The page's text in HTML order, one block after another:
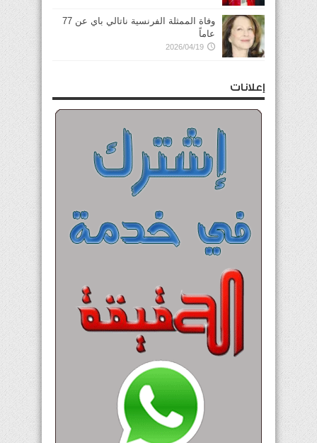
وفاة الممثلة الفرنسية ناتالي باي عن 77
عاماً
2026/04/19
إعلانات